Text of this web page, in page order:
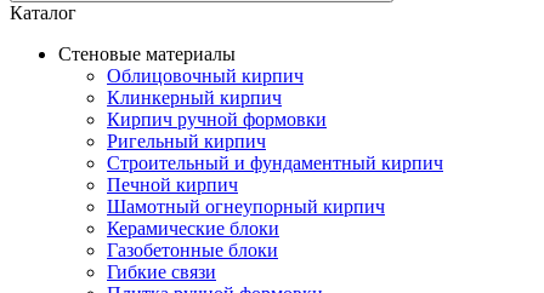
Каталог
Стеновые материалы
Облицовочный кирпич
Клинкерный кирпич
Кирпич ручной формовки
Ригельный кирпич
Строительный и фундаментный кирпич
Печной кирпич
Шамотный огнеупорный кирпич
Керамические блоки
Газобетонные блоки
Гибкие связи